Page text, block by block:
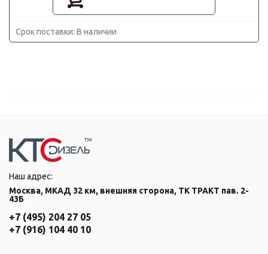
Срок поставки: В наличии
Наш адрес:
Москва, МКАД 32 км, внешняя сторона, ТК ТРАКТ пав. 2-
43Б
+7 (495) 204 27 05
+7 (916) 104 40 10